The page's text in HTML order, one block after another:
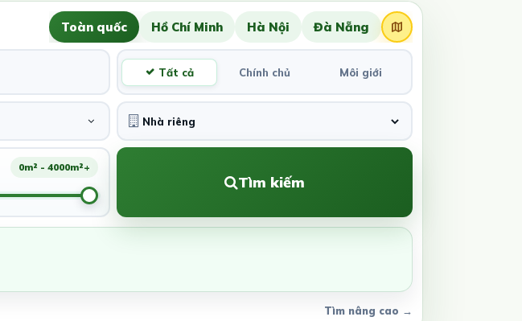
Toàn quốc Hồ Chí Minh Hà Nội Đà Nẵng
Tất cả Chính chủ Môi giới
0m² - 4000m²+
Tìm kiếm
Tìm nâng cao →